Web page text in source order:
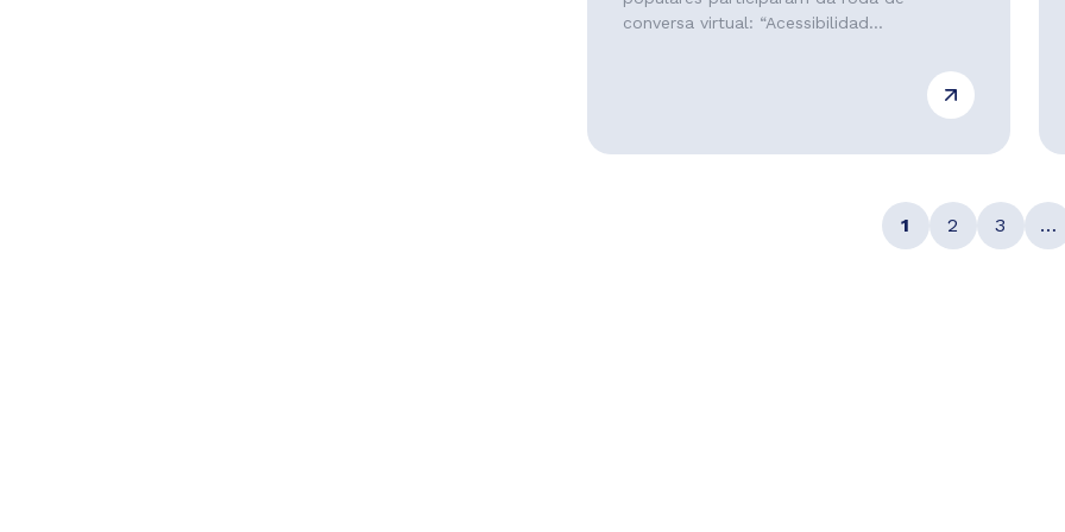
conversa virtual: “Acessibilidad...
1 2 3 …